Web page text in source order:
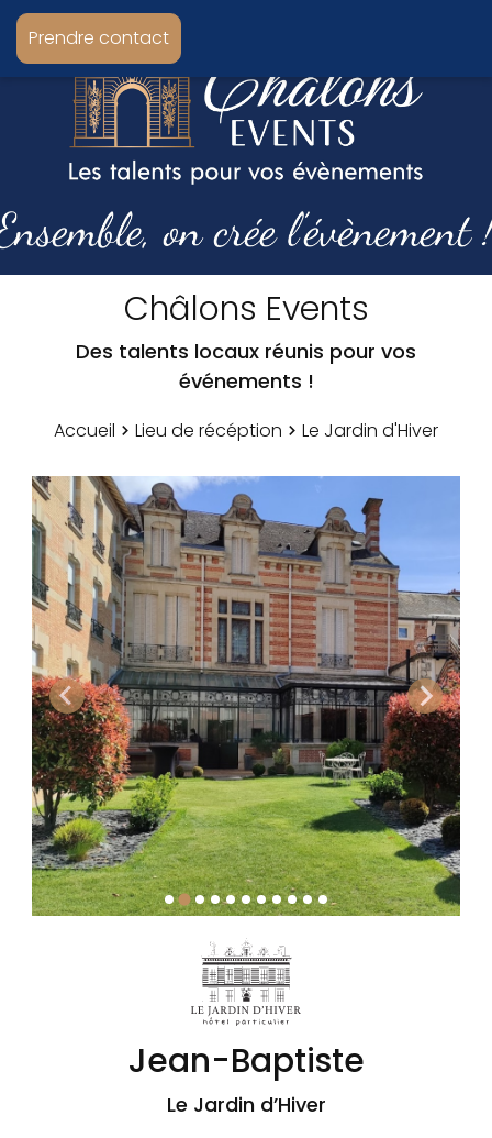
Prendre contact
Châlons Events
Des talents locaux réunis pour vos
événements !
Accueil Lieu de récéption Le Jardin d'Hiver
Jean-Baptiste
Le Jardin d’Hiver